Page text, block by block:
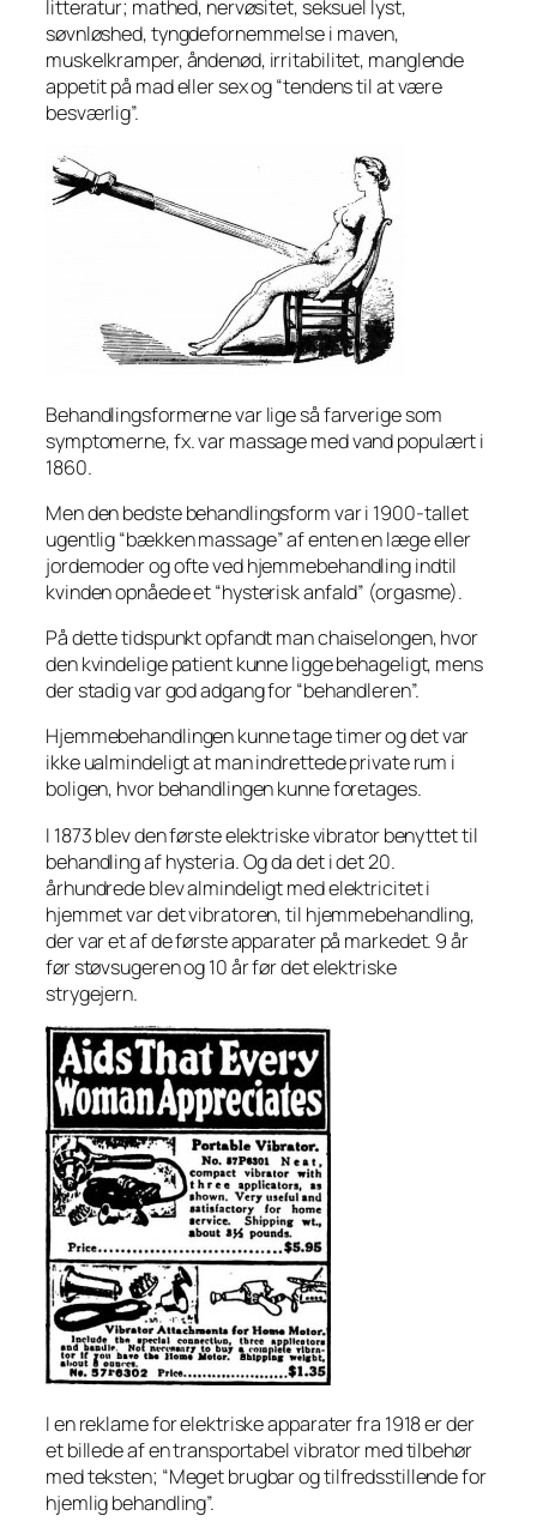
litteratur; mathed, nervøsitet, seksuel lyst,
søvnløshed, tyngdefornemmelse i maven,
muskelkramper, åndenød, irritabilitet, manglende
appetit på mad eller sex og “tendens til at være
besværlig”.
Behandlingsformerne var lige så farverige som
symptomerne, fx. var massage med vand populært i
1860.
Men den bedste behandlingsform var i 1900-tallet
ugentlig “bækken massage” af enten en læge eller
jordemoder og ofte ved hjemmebehandling indtil
kvinden opnåede et “hysterisk anfald” (orgasme).
På dette tidspunkt opfandt man chaiselongen, hvor
den kvindelige patient kunne ligge behageligt, mens
der stadig var god adgang for “behandleren”.
Hjemmebehandlingen kunne tage timer og det var
ikke ualmindeligt at man indrettede private rum i
boligen, hvor behandlingen kunne foretages.
I 1873 blev den første elektriske vibrator benyttet til
behandling af hysteria. Og da det i det 20.
århundrede blev almindeligt med elektricitet i
hjemmet var det vibratoren, til hjemmebehandling,
der var et af de første apparater på markedet. 9 år
før støvsugeren og 10 år før det elektriske
strygejern.
I en reklame for elektriske apparater fra 1918 er der
et billede af en transportabel vibrator med tilbehør
med teksten; “Meget brugbar og tilfredsstillende for
hjemlig behandling”.